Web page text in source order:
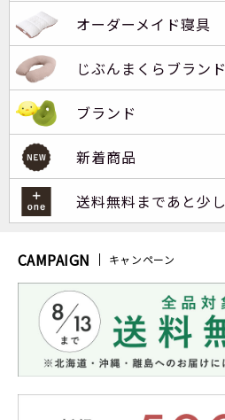
オーダーメイド寝具
じぶんまくらブランド
ブランド
新着商品
送料無料まであと少し
CAMPAIGN キャンペーン